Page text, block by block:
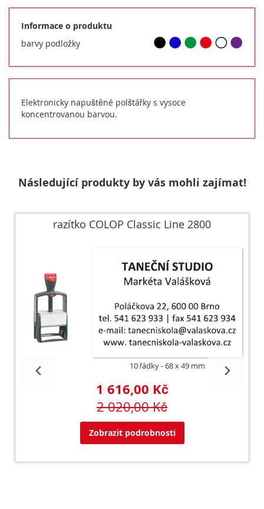
Informace o produktu
barvy podložky
Elektronicky napuštěné polštářky s vysoce
koncentrovanou barvou.
Následující produkty by vás mohli zajímat!
razítko COLOP Classic Line 2800
10 řádky 68 x 49 mm
1 616,00 Kč
2 020,00 Kč
Zobrazit podrobnosti